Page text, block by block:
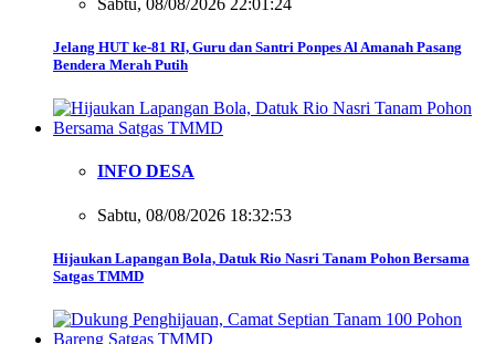
Jelang HUT ke-81 RI, Guru dan Santri Ponpes Al Amanah Pasang
Bendera Merah Putih
INFO DESA
Sabtu, 08/08/2026 18:32:53
Hijaukan Lapangan Bola, Datuk Rio Nasri Tanam Pohon Bersama
Satgas TMMD